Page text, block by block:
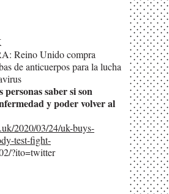
Reino Unido compra
de anticuerpos para la lucha
saber si son
y poder volver al
2020/03/24/uk-buys-
test-fight-
?ito=twitter